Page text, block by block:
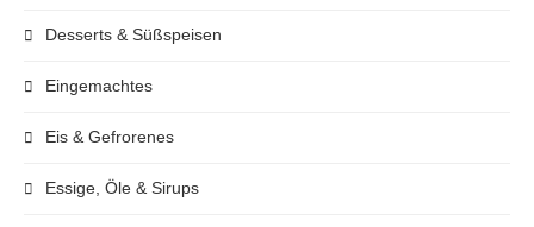
Desserts & Süßspeisen
Eingemachtes
Eis & Gefrorenes
Essige, Öle & Sirups